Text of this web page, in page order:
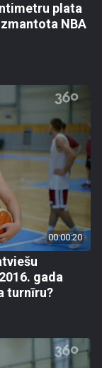
plata
NBA
00:00:20
gada
turnīru?